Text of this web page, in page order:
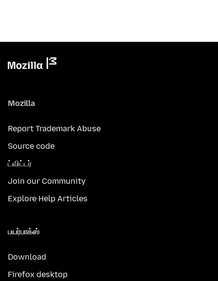
Mozilla
Report Trademark Abuse
Source code
ட்விட்டர்
Join our Community
Explore Help Articles
பயர்பாக்ஸ்
Download
Firefox desktop